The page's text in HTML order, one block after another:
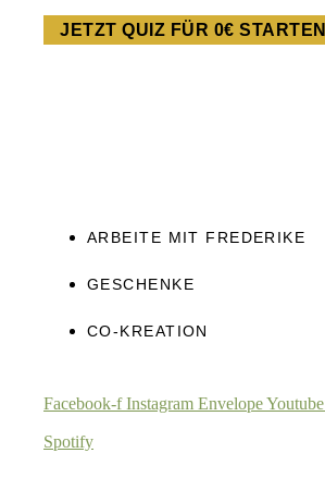
JETZT QUIZ FÜR 0€ STARTEN
ARBEITE MIT FREDERIKE
GESCHENKE
CO-KREATION
Facebook-f Instagram EnvelopeYoutube
Spotify